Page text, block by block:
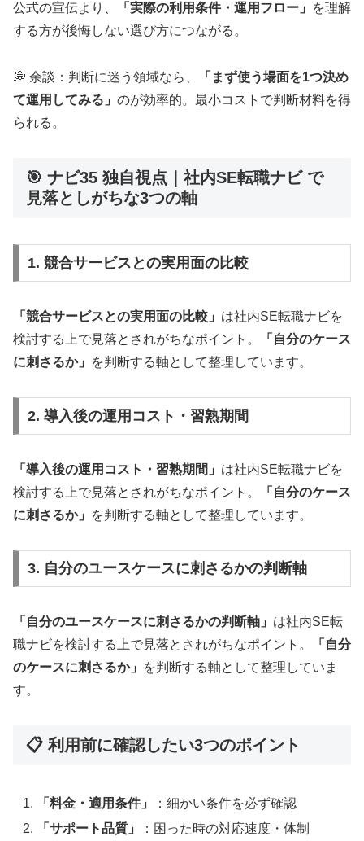
公式の宣伝より、 「実際の利用条件・運用フロー」
を理解
する方が後悔しない選び方につながる。
💭 余談：判断に迷う領域なら、
「まず使う場面を1つ決め
て運用してみる」 のが効率的。最小コストで判断材料を得
られる。
🎯 ナビ35 独自視点｜社内SE転職ナビ で
見落としがちな3つの軸
1. 競合サービスとの実用面の比較
「競合サービスとの実用面の比較」 は社内SE転職ナビを
検討する上で見落とされがちなポイント。
「自分のケース
に刺さるか」
を判断する軸として整理しています。
2. 導入後の運用コスト・習熟期間
「導入後の運用コスト・習熟期間」 は社内SE転職ナビを
検討する上で見落とされがちなポイント。
「自分のケース
に刺さるか」
を判断する軸として整理しています。
3. 自分のユースケースに刺さるかの判断軸
「自分のユースケースに刺さるかの判断軸」 は社内SE転
職ナビを検討する上で見落とされがちなポイント。
「自分
のケースに刺さるか」
を判断する軸として整理していま
す。
📋 利用前に確認したい3つのポイント
「料金・適用条件」
：細かい条件を必ず確認
「サポート品質」
：困った時の対応速度・体制